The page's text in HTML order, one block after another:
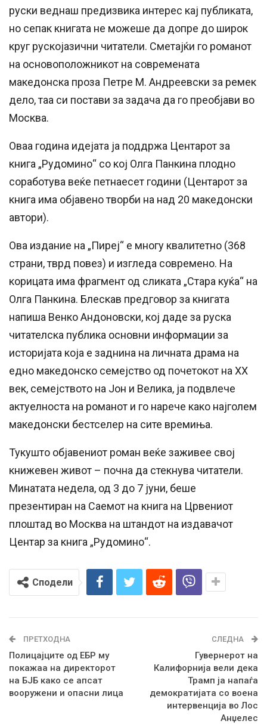
руски веднаш предизвика интерес каj публиката,
но сепак книгата не можеше да допре до широк
круг рускоjазични читатели. Сметаjќи го романот
на основоположникот на современата
македонска проза Петре М. Андреевски за ремек
дело, таа си постави за задача да го преобjави во
Москва.
Оваа година идеjата jа поддржа Центарот за
книга „Рудомино“ со коj Олга Панкина плодно
соработува веќе петнаесет години (Центарот за
книга има обjавено творби на над 20 македонски
автори).
Ова издание на „Пиреj“ е многу квалитетно (368
страни, тврд повез) и изгледа современо. На
корицата има фрагмент од сликата „Стара куќа“ на
Олга Панкина. Блескав предговор за книгата
напиша Венко Андоновски, коj даде за руска
читателска публика основни информации за
историјата која е заднина на личната драма на
едно македонско семејство од почетокот на ХХ
век, семејството на Јон и Велика, jа подвлече
актуелноста на романот и го нарече како најголем
македонски бестселер на сите времиња.
Тукушто обjавениот роман веќе заживее своj
книжевен живот – почна да стекнува читатели.
Минатата недела, од 3 до 7 jуни, беше
презентиран на Саемот на книга на Црвениот
плоштад во Москва на штандот на издавачот
Центар за книга „Рудомино“.
Сподели
ПРЕТХОДНА
Полицајците од ЕБР му
покажаа на директорот
на БЈБ како се апсат
вооружени и опасни лица
СЛЕДНА
Гувернерот на
Калифорнија вели дека
Трамп ја напаѓа
демократијата со воена
интервенција во Лос
Анџелес